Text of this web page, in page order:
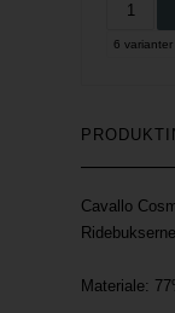
6 varianter
Cavallo
Materiale: